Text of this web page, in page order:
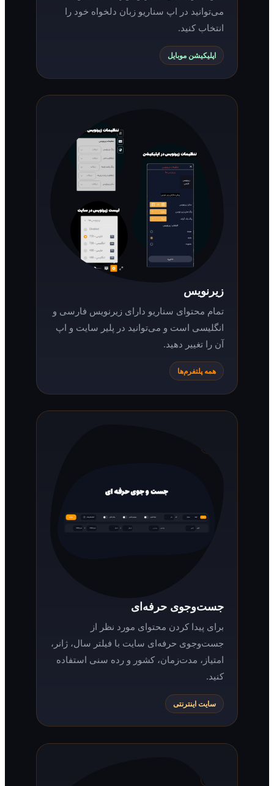
می‌توانید در اپ سناریو زبان دلخواه خود را
انتخاب کنید.
اپلیکیشن موبایل
تمام محتوای سناریو دارای زیرنویس فارسی و
انگلیسی است و می‌توانید در پلیر سایت و اپ
آن را تغییر دهید.
همه پلتفرم‌ها
جست‌وجوی حرفه‌ای
برای پیدا کردن محتوای مورد نظر از
جست‌وجوی حرفه‌ای سایت با فیلتر سال، ژانر،
امتیاز، مدت‌زمان، کشور و رده سنی استفاده
سایت اینترنتی